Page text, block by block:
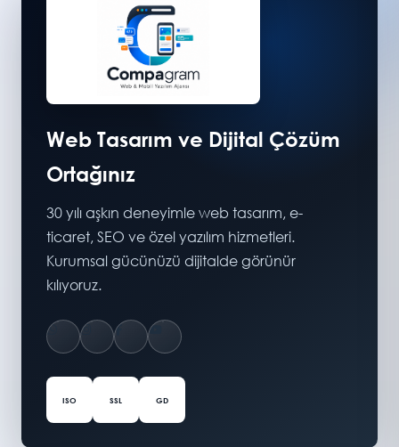
Web Tasarım ve Dijital Çözüm
Ortağınız
30 yılı aşkın deneyimle web tasarım, e-
ticaret, SEO ve özel yazılım hizmetleri.
Kurumsal gücünüzü dijitalde görünür
kılıyoruz.
ISO SSL GD